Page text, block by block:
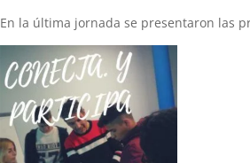
En la última jornada se presentaron las